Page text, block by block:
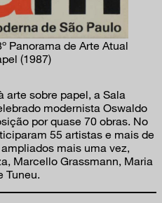
Panorama de Arte Atual
(1987)
arte sobre papel, a Sala
modernista Oswaldo
por quase 70 obras. No
55 artistas e mais de
mais uma vez,
Marcello Grassmann, Maria